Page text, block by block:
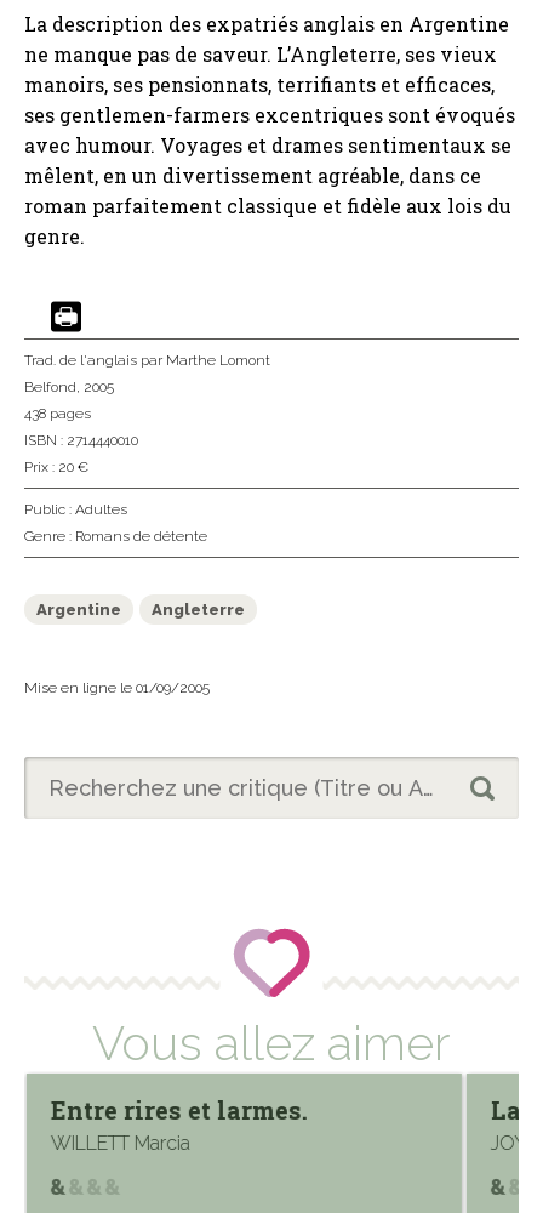
La description des expatriés anglais en Argentine
ne manque pas de saveur. L’Angleterre, ses vieux
manoirs, ses pensionnats, terrifiants et efficaces,
ses gentlemen-farmers excentriques sont évoqués
avec humour. Voyages et drames sentimentaux se
mêlent, en un divertissement agréable, dans ce
roman parfaitement classique et fidèle aux lois du
genre.
Trad. de l'anglais par Marthe Lomont
Belfond, 2005
438 pages
ISBN : 2714440010
Prix : 20 €
Public : Adultes
Genre : Romans de détente
Argentine Angleterre
Mise en ligne le 01/09/2005
Vous allez aimer
Entre rires et larmes.
WILLETT Marcia
La